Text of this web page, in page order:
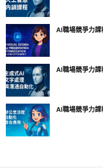
AI職場競爭力
AI職場競爭力
AI職場競爭力